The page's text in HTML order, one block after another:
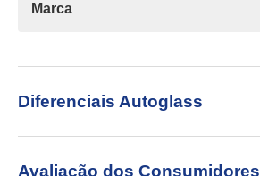
Marca
Diferenciais Autoglass
Avaliação dos Consumidores